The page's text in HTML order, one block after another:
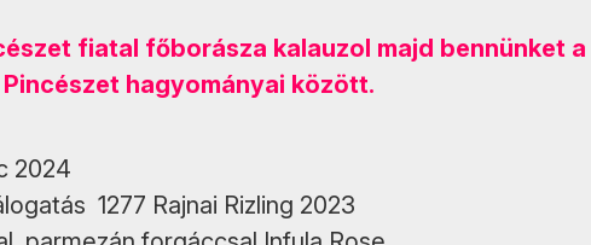
fiatal főborásza kalauzol majd bennünket a
hagyományai között.
2024
1277 Rajnai Rizling 2023